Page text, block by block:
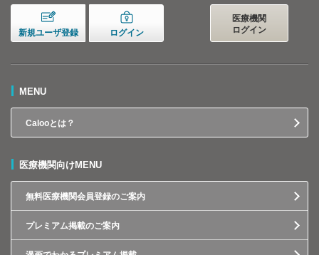
新規ユーザ登録 ログイン
医療機関
ログイン
MENU
Calooとは？
医療機関向けMENU
無料医療機関会員登録のご案内
プレミアム掲載のご案内